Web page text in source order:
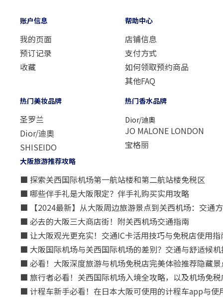
账户信息
我的页面
预订记录
收藏
帮助中心
店铺信息
支付方式
如何领取预约商品
其他FAQ
热门美妆品牌
圣罗兰
Dior/迪奧
SHISEIDO
热门香水品牌
Dior/迪奧
JO MALONE LONDON
宝格丽
大阪旅游推荐攻略
■ 探索关西国际机场第一航站楼和第二航站楼免税区
■ 哪些伴手礼是大阪限定？伴手礼购买实用攻略
■ 【2024最新】从大阪周边旅游景点到关西机场：交通
■ 必去的大阪三大商店街！附关西机场交通指南
■ 让大阪观光更充实！交通IC卡活用技巧与免税店使用指
■ 大阪国际机场与关西国际机场的差别？交通与舒适候
■ 必看！大阪深度旅游与机场免税店完美体验推荐隐藏
■ 旅行者必看！关西国际机场入境全攻略，以及机场免
■ 计程车新手必看！在日本大阪可使用的计程车app与使